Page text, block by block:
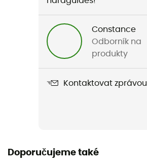
Constance
Odborník na
produkty
Kontaktovat zprávou
Doporučujeme také